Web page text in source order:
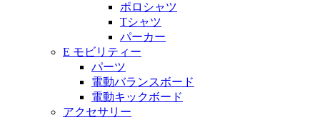
ポロシャツ
Tシャツ
パーカー
E モビリティー
パーツ
電動バランスボード
電動キックボード
アクセサリー